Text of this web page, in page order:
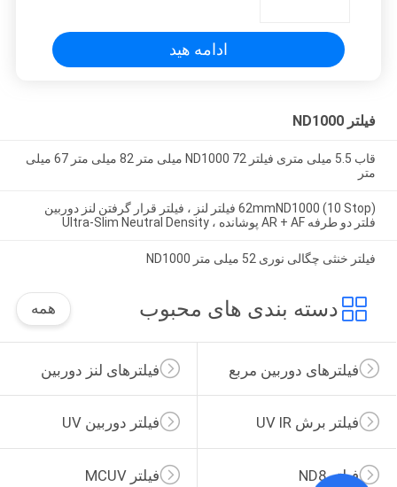
ادامه هید
فیلتر ND1000
قاب 5.5 میلی متری فیلتر ND1000 72 میلی متر 82 میلی متر 67 میلی
متر
62mmND1000 (10 Stop) فیلتر لنز ، فیلتر قرار گرفتن لنز دوربین
فلتر دو طرفه AR + AF پوشانده ، Ultra-Slim Neutral Density
فیلتر خنثی چگالی نوری 52 میلی متر ND1000
دسته بندی های محبوب همه
فیلترهای لنز دوربین فیلترهای دوربین مربع
فیلتر دوربین UV فیلتر برش UV IR
فیلتر MCUV فیلتر ND8